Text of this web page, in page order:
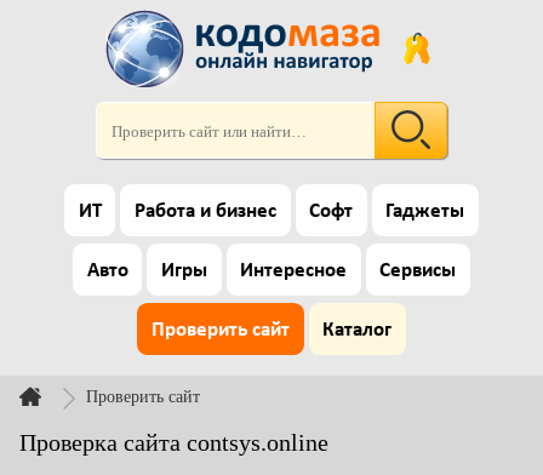
ИТ Работа и бизнес Софт Гаджеты
Авто Игры Интересное Сервисы
Проверить сайт Каталог
Проверить сайт
Проверка сайта contsys.online